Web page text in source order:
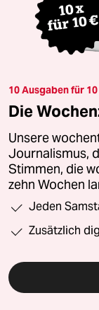
10 Ausgaben für
Die
Unsere
Journalismus,
Stimmen, die
zehn Wochen
Jeden
Zusätzlich